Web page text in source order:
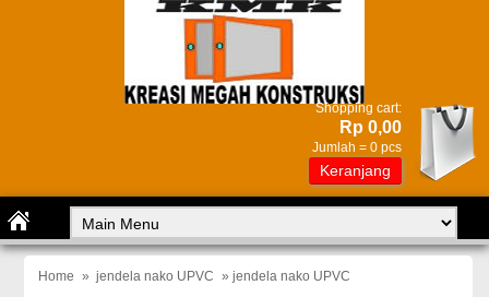
Shopping cart:
Rp 0,00
Jumlah = 0 pcs
Keranjang
Home » jendela nako UPVC » jendela nako UPVC